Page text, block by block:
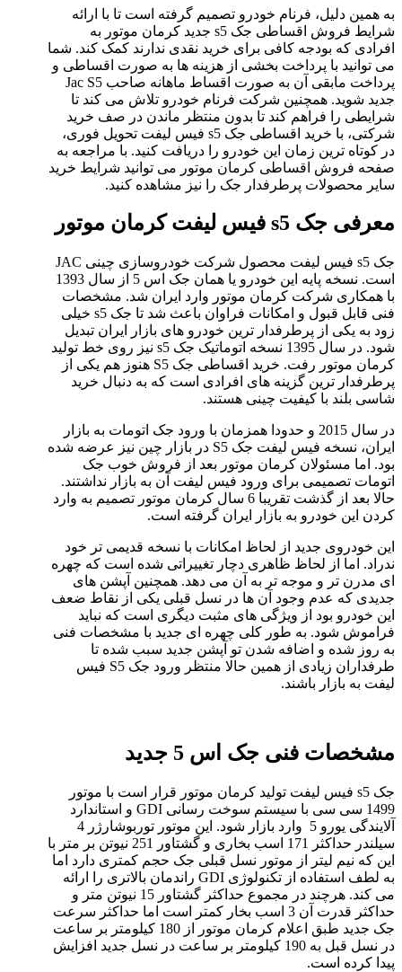
به همین دلیل، فرنام خودرو تصمیم گرفته است تا با ارائه
شرایط فروش اقساطی جک s5 جدید کرمان موتور به
افرادی که بودجه کافی برای خرید نقدی ندارند کمک کند. شما
می توانید با پرداخت بخشی از هزینه ها به صورت اقساطی و
پرداخت مابقی آن به صورت اقساط ماهانه صاحب Jac S5
جدید شوید. همچنین شرکت فرنام خودرو تلاش می کند تا
شرایطی را فراهم کند تا بدون منتظر ماندن در صف خرید
شرکتی، با خرید اقساطی جک s5 فیس لیفت تحویل فوری،
در کوتاه ترین زمان این خودرو را دریافت کنید. با مراجعه به
صفحه فروش اقساطی کرمان موتور می توانید شرایط خرید
سایر محصولات پرطرفدار جک را نیز مشاهده کنید.
معرفی جک s5 فیس لیفت کرمان موتور
جک s5 فیس لیفت محصول شرکت خودروسازی چینی JAC
است. نسخه پایه این خودرو یا همان جک اس 5 از سال 1393
با همکاری شرکت کرمان موتور وارد ایران شد. مشخصات
فنی قابل قبول و امکانات فراوان باعث شد تا جک s5 خیلی
زود به یکی از پرطرفدار ترین خودرو های بازار ایران تبدیل
شود. در سال 1395 نسخه اتوماتیک جک s5 نیز روی خط تولید
کرمان موتور رفت. خرید اقساطی جک S5 هنوز هم یکی از
پرطرفدار ترین گزینه های افرادی است که به دنبال خرید
شاسی بلند با کیفیت چینی هستند.
در سال 2015 و حدودا همزمان با ورود جک اتومات به بازار
ایران، نسخه فیس لیفت جک S5 در بازار چین نیز عرضه شده
بود. اما مسئولان کرمان موتور بعد از فروش خوب جک
اتومات تصمیمی برای ورود فیس لیفت آن به بازار نداشتند.
حالا بعد از گذشت تقریبا 6 سال کرمان موتور تصمیم به وارد
کردن این خودرو به بازار ایران گرفته است.
این خودروی جدید از لحاظ امکانات با نسخه قدیمی تر خود
ندراد. اما از لحاظ ظاهری دچار تغییراتی شده است که چهره
ای مدرن تر و موجه تر به آن می دهد. همچنین آپشن های
جدیدی که عدم وجود آن ها در نسل قبلی یکی از نقاط ضعف
این خودرو بود از ویژگی های مثبت دیگری است که نباید
فراموش شود. به طور کلی چهره ای جدید با مشخصات فنی
به روز شده و اضافه شدن تو آپشن جدید سبب شده تا
طرفداران زیادی از همین حالا منتظر ورود جک S5 فیس
لیفت به بازار باشند.
مشخصات فنی جک اس 5 جدید
جک s5 فیس لیفت تولید کرمان موتور قرار است با موتور
1499 سی سی با سیستم سوخت رسانی GDI و استاندارد
آلایندگی یورو 5 وارد بازار شود. این موتور توربوشارژر 4
سیلندر حداکثر 171 اسب بخاری و گشتاور 251 نیوتن بر متر با
این که نیم لیتر از موتور نسل قبلی جک حجم کمتری دارد اما
به لطف استفاده از تکنولوژی GDI راندمان بالاتری را ارائه
می کند. هرچند در مجموع حداکثر گشتاور 15 نیوتن متر و
حداکثر قدرت آن 3 اسب بخار کمتر است اما حداکثر سرعت
جک جدید طبق اعلام کرمان موتور از 180 کیلومتر بر ساعت
در نسل قبل به 190 کیلومتر بر ساعت در نسل جدید افزایش
پیدا کرده است.